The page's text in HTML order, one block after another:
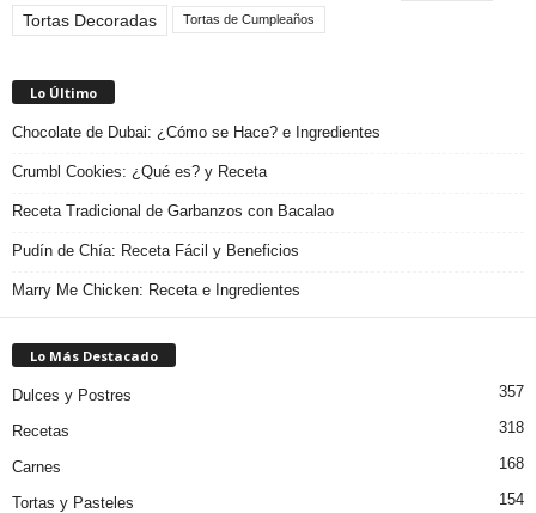
Tortas Decoradas Tortas de Cumpleaños
Lo Último
Chocolate de Dubai: ¿Cómo se Hace? e Ingredientes
Crumbl Cookies: ¿Qué es? y Receta
Receta Tradicional de Garbanzos con Bacalao
Pudín de Chía: Receta Fácil y Beneficios
Marry Me Chicken: Receta e Ingredientes
Lo Más Destacado
Dulces y Postres 357
Recetas 318
Carnes 168
Tortas y Pasteles 154